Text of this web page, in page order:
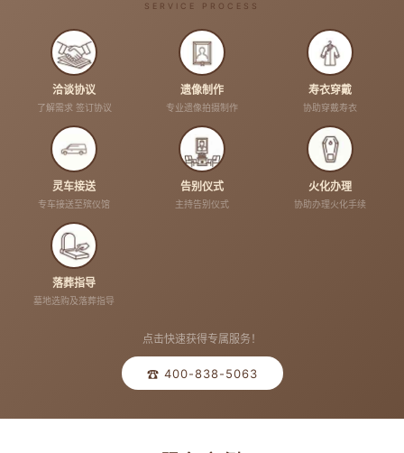
SERVICE PROCESS
洽谈协议
了解需求 签订协议
遗像制作
专业遗像拍摄制作
寿衣穿戴
协助穿戴寿衣
灵车接送
专车接送至殡仪馆
告别仪式
主持告别仪式
火化办理
协助办理火化手续
落葬指导
墓地选购及落葬指导
点击快速获得专属服务！
☎ 400-838-5063